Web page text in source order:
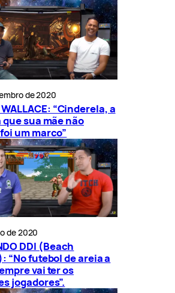
de 2020
“Cinderela, a
sua mãe não
um marco”
de 2020
DDI (Beach
“No futebol de areia a
vai ter os
jogadores”.